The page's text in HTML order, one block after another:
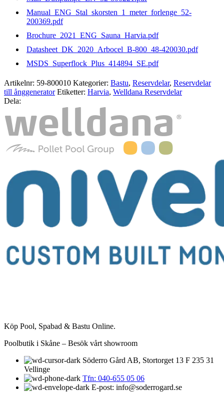
Manual_ENG_Stal_skorsten_1_meter_forlenge_52-
200369.pdf
Brochure_2021_ENG_Sauna_Harvia.pdf
Datasheet_DK_2020_Arbocel_B-800_48-420030.pdf
MSDS_Superflock_Plus_414894_SE.pdf
Artikelnr: 59-800010 Kategorier: Bastu, Reservdelar, Reservdelar
till ånggenerator Etiketter: Harvia, Welldana Reservdelar
Dela:
Köp Pool, Spabad & Bastu Online.
Poolbutik i Skåne – Besök vårt showroom
Söderro Gård AB, Stortorget 13 F 235 31
Vellinge
Tfn: 040-655 05 06
E-post: info@soderrogard.se